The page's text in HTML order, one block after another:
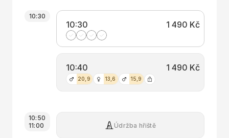
10:30
10:30 1 490 Kč
10:40 1 490 Kč
20,9 13,6 15,9
10:50
11:00
Údržba hřiště